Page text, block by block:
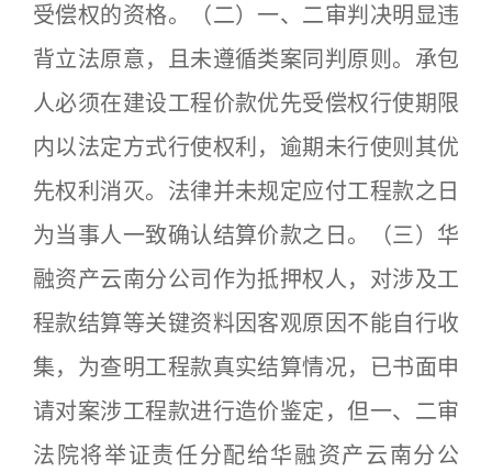
受偿权的资格。（二）一、二审判决明显违
背立法原意，且未遵循类案同判原则。承包
人必须在建设工程价款优先受偿权行使期限
内以法定方式行使权利，逾期未行使则其优
先权利消灭。法律并未规定应付工程款之日
为当事人一致确认结算价款之日。（三）华
融资产云南分公司作为抵押权人，对涉及工
程款结算等关键资料因客观原因不能自行收
集，为查明工程款真实结算情况，已书面申
请对案涉工程款进行造价鉴定，但一、二审
法院将举证责任分配给华融资产云南分公